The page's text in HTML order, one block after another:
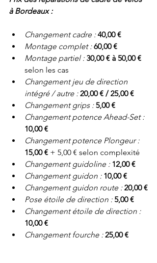
à Bordeaux :
Changement cadre : 40,00 €
Montage complet : 60,00 €
Montage partiel : 30,00 € à 50,00 €
selon les cas
Changement jeu de direction
intégré / autre : 20,00 € / 25,00 €
Changement grips : 5,00 €
Changement potence Ahead-Set :
10,00 €
Changement potence Plongeur :
15,00 € + 5,00 € selon complexité
Changement guidoline : 12,00 €
Changement guidon : 10,00 €
Changement guidon route : 20,00 €
Pose étoile de direction : 5,00 €
Changement étoile de direction :
10,00 €
Changement fourche : 25,00 €